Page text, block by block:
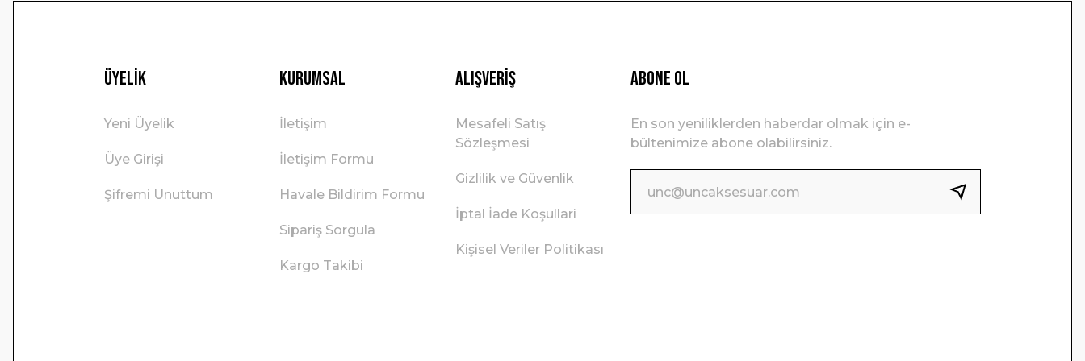
Üyelik
Yeni Üyelik
Üye Girişi
Şifremi Unuttum
Kurumsal
İletişim
İletişim Formu
Havale Bildirim Formu
Sipariş Sorgula
Kargo Takibi
Alışveriş
Mesafeli Satış
Sözleşmesi
Gizlilik ve Güvenlik
İptal İade Koşullari
Kişisel Veriler Politikası
ABONE OL
En son yeniliklerden haberdar olmak için e-
bültenimize abone olabilirsiniz.